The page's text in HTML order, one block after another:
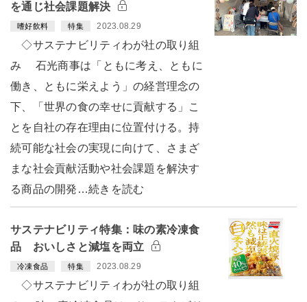
を通じ社会課題解決
嗜好飲料 特集 2023.08.29
◇サステナビリティわが社の取り組
み 石光商事は「ともに考え、ともに
働き、ともに栄えよう」の経営理念の
下、「世界の食の幸せに貢献する」こ
とを自社の存在理由に位置付ける。持
続可能な社会の実現に向けて、さまざ
まな社会貢献活動や社会課題を解決す
る商品の開発…続きを読む
サステナビリティ特集：味の素冷凍食
品 おいしさと減塩を両立
冷凍食品 特集 2023.08.29
◇サステナビリティわが社の取り組